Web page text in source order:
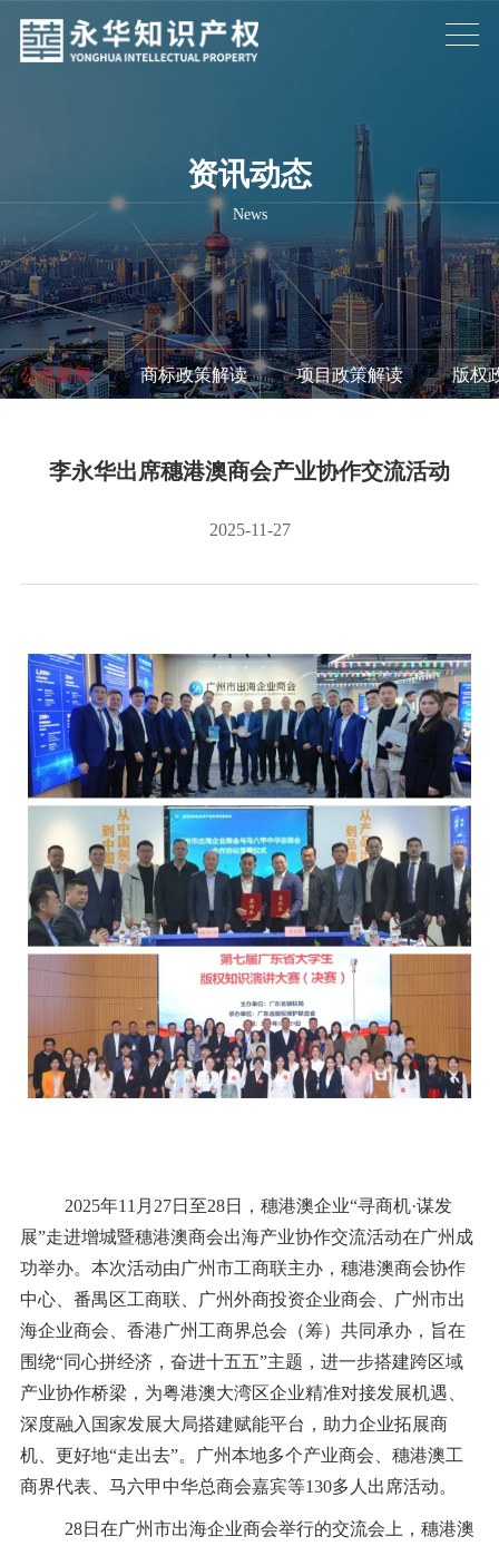
资讯动态
News
公司新闻 / 商标政策解读 / 项目政策解读 / 版权
李永华出席穗港澳商会产业协作交流活动
2025-11-27
2025年11月27日至28日，穗港澳企业“寻商机·谋发
展”走进增城暨穗港澳商会出海产业协作交流活动在广州成
功举办。本次活动由广州市工商联主办，穗港澳商会协作
中心、番禺区工商联、广州外商投资企业商会、广州市出
海企业商会、香港广州工商界总会（筹）共同承办，旨在
围绕“同心拼经济，奋进十五五”主题，进一步搭建跨区域
产业协作桥梁，为粤港澳大湾区企业精准对接发展机遇、
深度融入国家发展大局搭建赋能平台，助力企业拓展商
机、更好地“走出去”。广州本地多个产业商会、穗港澳工
商界代表、马六甲中华总商会嘉宾等130多人出席活动。
28日在广州市出海企业商会举行的交流会上，穗港澳